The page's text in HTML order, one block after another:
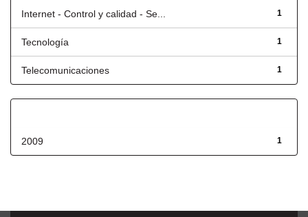
1
Internet - Control y calidad - Se...
1
Tecnología
1
Telecomunicaciones
1
2009